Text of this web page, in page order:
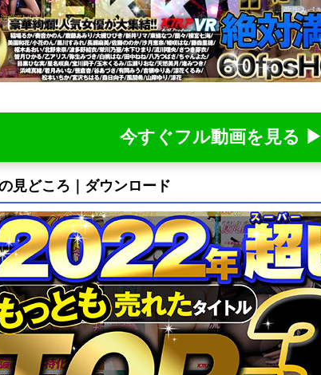
今すぐフル動画を見る ▶
見どころ｜ダウンロード